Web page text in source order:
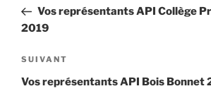
l’article
précédent
Vos représentants API Collège
2019
Article
suivant
SUIVANT
Vos représentants API Bois Bonnet